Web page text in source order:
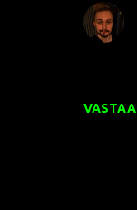
VASTAA